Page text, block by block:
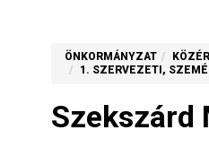
ÖNKORMÁNYZAT
1. SZERVEZETI,
Szekszárd